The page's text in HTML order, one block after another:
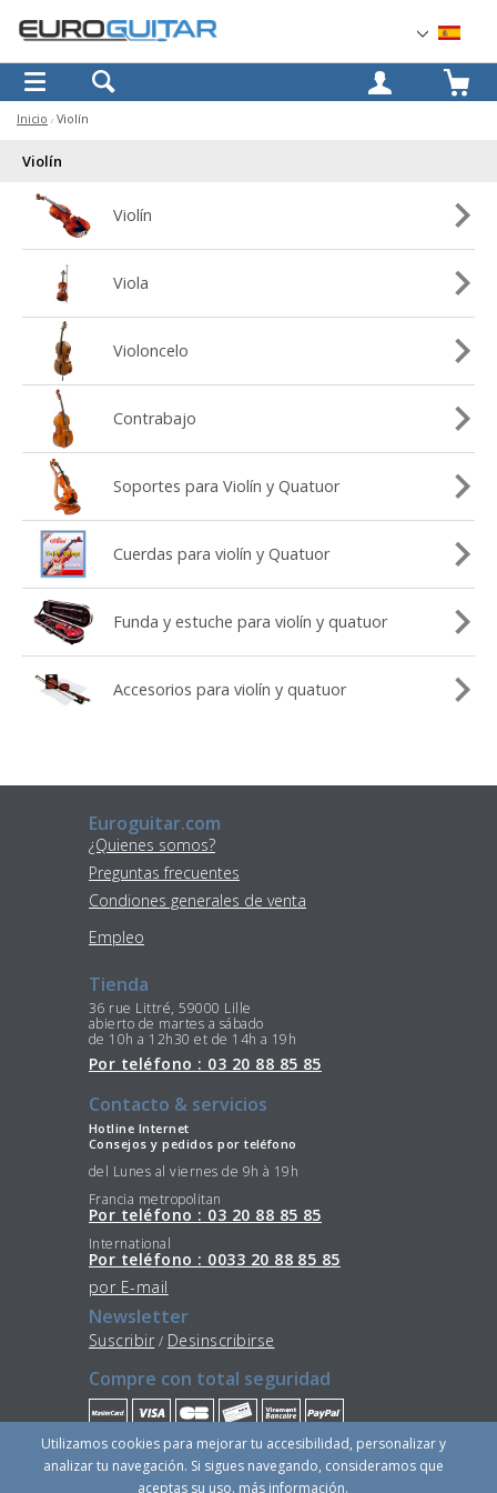
OK
Inicio Violín
Violín
Violín
Viola
Violoncelo
Contrabajo
Soportes para Violín y Quatuor
Cuerdas para violín y Quatuor
Funda y estuche para violín y quatuor
Accesorios para violín y quatuor
Euroguitar.com
¿Quienes somos?
Preguntas frecuentes
Condiones generales de venta
Empleo
Tienda
36 rue Littré, 59000 Lille
abierto de martes a sábado
de 10h a 12h30 et de 14h a 19h
Por teléfono : 03 20 88 85 85
Contacto & servicios
Hotline Internet
Consejos y pedidos por teléfono
del Lunes al viernes de 9h à 19h
Francia metropolitan
Por teléfono : 03 20 88 85 85
International
Por teléfono : 0033 20 88 85 85
por E-mail
Newsletter
Suscribir / Desinscribirse
Compre con total seguridad
Quédese conectado
Utilizamos cookies para mejorar tu accesibilidad, personalizar y
analizar tu navegación. Si sigues navegando, consideramos que
aceptas su uso. más información.